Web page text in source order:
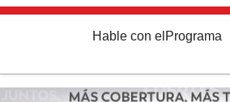
Hable con el Programa